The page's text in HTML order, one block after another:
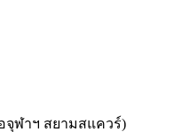
จุฬาฯ สยามสแควร์)